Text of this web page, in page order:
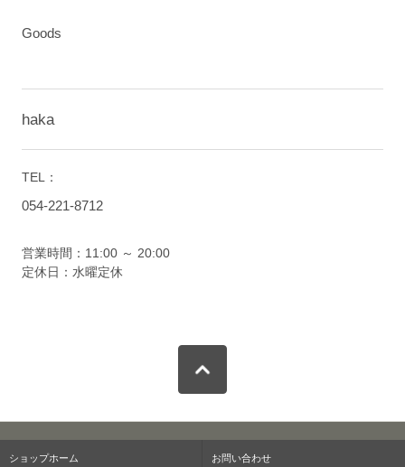
Goods
haka
TEL：
054-221-8712
営業時間：11:00 ～ 20:00
定休日：水曜定休
ショップホーム お問い合わせ